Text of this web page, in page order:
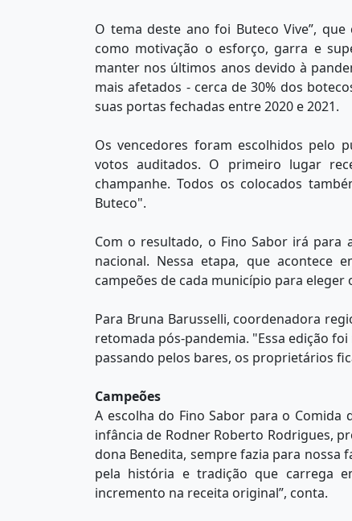
O tema deste ano foi Buteco Vive”,
como motivação o esforço, garra e
manter nos últimos anos devido à
mais afetados - cerca de 30% dos
suas portas fechadas entre 2020 e 2021.
Os vencedores foram escolhidos pelo
votos auditados. O primeiro lugar
champanhe. Todos os colocados
Buteco".
Com o resultado, o Fino Sabor irá
nacional. Nessa etapa, que acontece
campeões de cada município para eleger
Para Bruna Barusselli, coordenadora
retomada pós-pandemia. "Essa edição
passando pelos bares, os proprietários
Campeões
A escolha do Fino Sabor para o
infância de Rodner Roberto Rodrigues,
dona Benedita, sempre fazia para nossa
pela história e tradição que carrega
incremento na receita original”, conta.